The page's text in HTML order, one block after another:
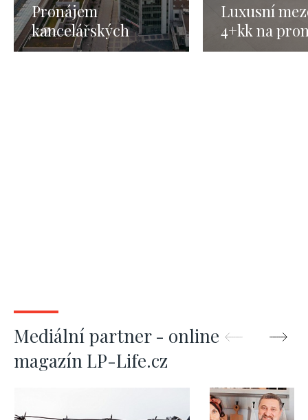
Pronájem
kancelářských
prostor Praha 4 -
Luxusní
4+kk na
Praha 5 -
Mediální partner - online
magazín LP-Life.cz